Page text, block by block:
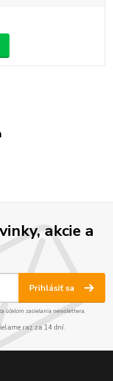
akcie a
Prihlásiť sa
účelom zasielania newslettera.
raz za 14 dní.